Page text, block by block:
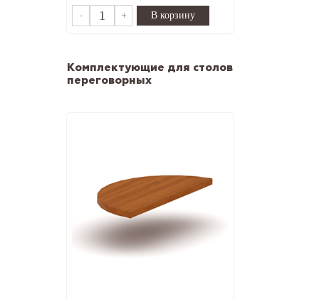
- +
Комплектующие для столов
переговорных